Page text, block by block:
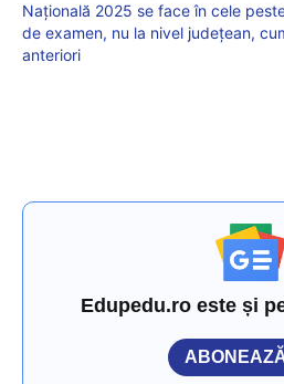
Națională 2025 se face în cele
de examen, nu la nivel județean,
anteriori
Edupedu.ro este și